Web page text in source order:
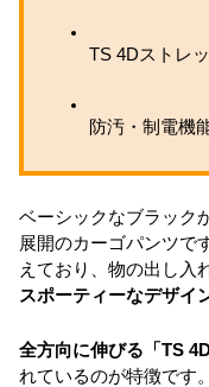
TS 4Dストレ
防汚・制電機
ベーシックなブラック
展開のカーゴパンツで
えており、物の出し入
スポーティーなデザイ
全方向に伸びる「TS
れているのが特徴です